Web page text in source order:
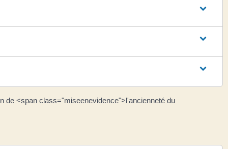
de <span class="miseenevidence">l'ancienneté du